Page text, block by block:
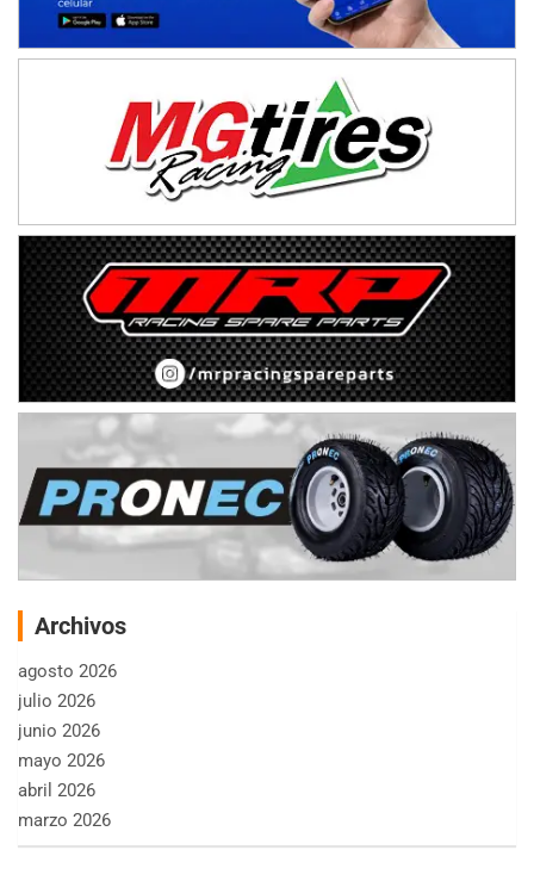
Archivos
agosto 2026
julio 2026
junio 2026
mayo 2026
abril 2026
marzo 2026